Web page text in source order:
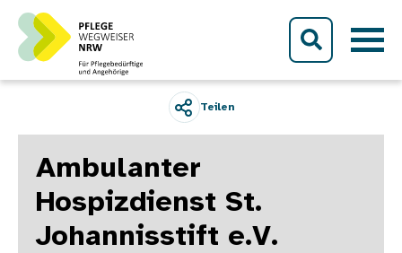
Direkt zum Inhalt
Teilen
Ambulanter
Hospizdienst St.
Johannisstift e.V.